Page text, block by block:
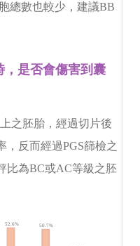
總數也較少，建議BB
，是否會傷害到囊
之胚胎，經過切片後
，反而經過PGS篩檢之
比為BC或AC等級之胚